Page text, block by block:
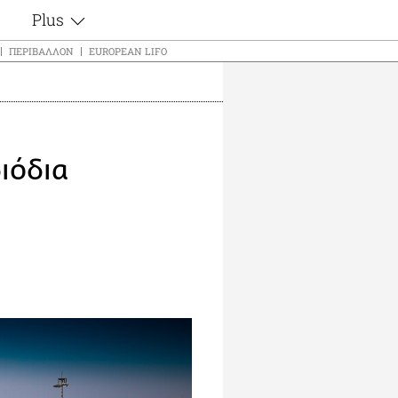
Plus
Θέματα
Εξομολογήσεις
ΠΕΡΙΒΆΛΛΟΝ EUROPEAN LIFO